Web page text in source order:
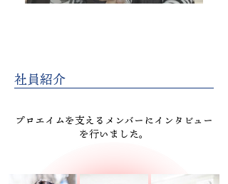
社員紹介
プロエイムを支えるメンバーにインタビュー
を行いました。